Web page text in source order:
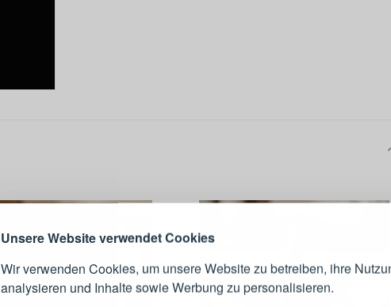
Unsere Website verwendet Cookies
Wir verwenden Cookies, um unsere Website zu betreiben, ihre
analysieren und Inhalte sowie Werbung zu personalisieren.
E-Mail-Adresse